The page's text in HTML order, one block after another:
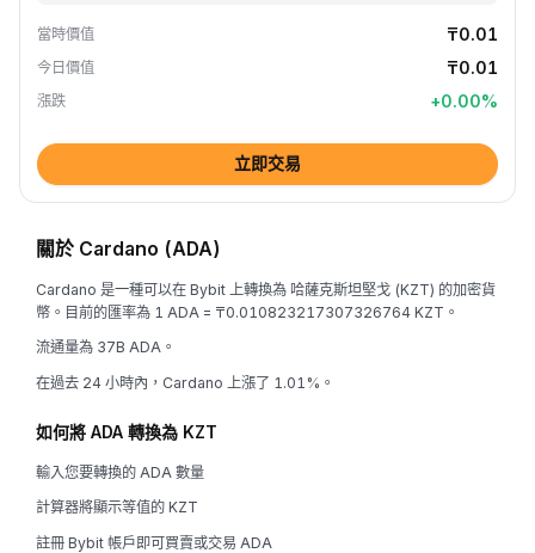
當時價值 ₸0.01
今日價值 ₸0.01
漲跌 +0.00%
立即交易
關於 Cardano (ADA)
Cardano 是一種可以在 Bybit 上轉換為 哈薩克斯坦堅戈 (KZT) 的加密貨
幣。目前的匯率為 1 ADA = ₸0.010823217307326764 KZT。
流通量為 37B ADA。
在過去 24 小時內，Cardano 上漲了 1.01%。
如何將 ADA 轉換為 KZT
輸入您要轉換的 ADA 數量
計算器將顯示等值的 KZT
註冊 Bybit 帳戶即可買賣或交易 ADA